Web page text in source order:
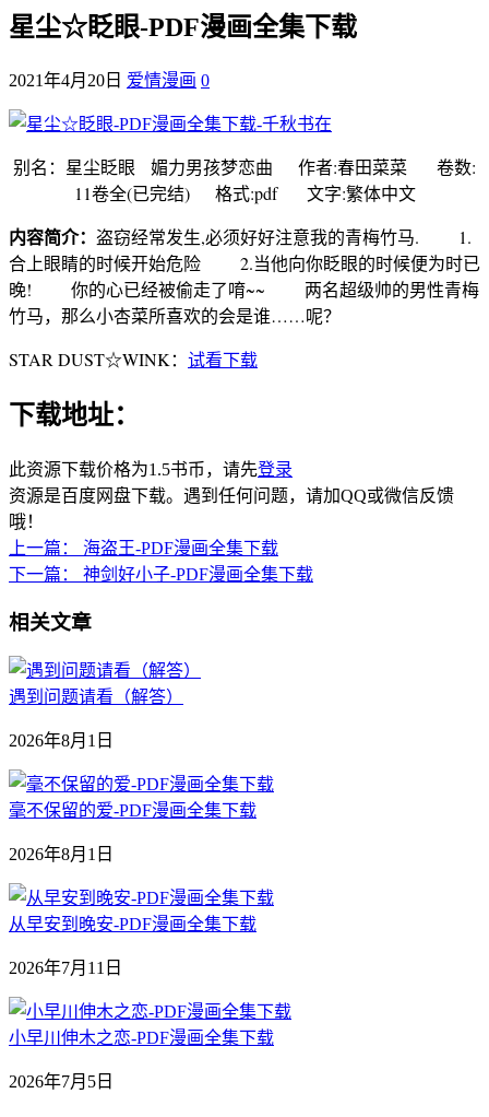
星尘☆眨眼-PDF漫画全集下载
2021年4月20日 爱情漫画 0
别名：星尘眨眼 媚力男孩梦恋曲 作者:春田菜菜 卷数:
11卷全(已完结) 格式:pdf 文字:繁体中文
内容简介： 盗窃经常发生,必须好好注意我的青梅竹马. 1.
合上眼睛的时候开始危险 2.当他向你眨眼的时候便为时已
晚! 你的心已经被偷走了唷~~ 两名超级帅的男性青梅
竹马，那么小杏菜所喜欢的会是谁……呢？
STAR DUST☆WINK： 试看下载
下载地址：
此资源下载价格为1.5书币，请先登录
资源是百度网盘下载。遇到任何问题，请加QQ或微信反馈
哦！
上一篇：
海盗王-PDF漫画全集下载
下一篇：
神剑好小子-PDF漫画全集下载
相关文章
遇到问题请看（解答）
2026年8月1日
毫不保留的爱-PDF漫画全集下载
2026年8月1日
从早安到晚安-PDF漫画全集下载
2026年7月11日
小早川伸木之恋-PDF漫画全集下载
2026年7月5日